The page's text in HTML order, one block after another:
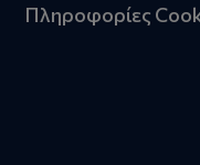
Πληροφορίες